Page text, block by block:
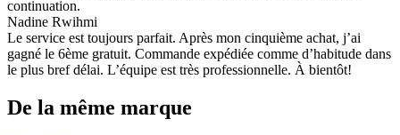
continuation.
Nadine Rwihmi
Le service est toujours parfait. Après mon cinquième achat, j’ai
gagné le 6ème gratuit. Commande expédiée comme d’habitude dans
le plus bref délai. L’équipe est très professionnelle. À bientôt!
De la même marque